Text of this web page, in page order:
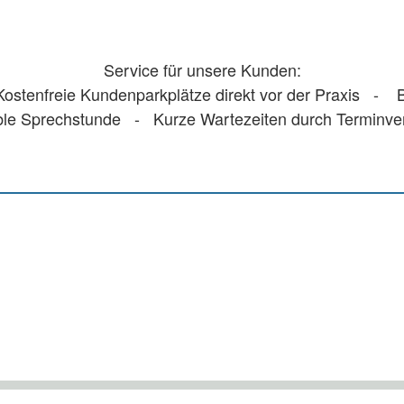
Service für unsere Kunden:
Kundenparkplätze direkt vor der Praxis -
Sprechstunde - Kurze Wartezeiten durch